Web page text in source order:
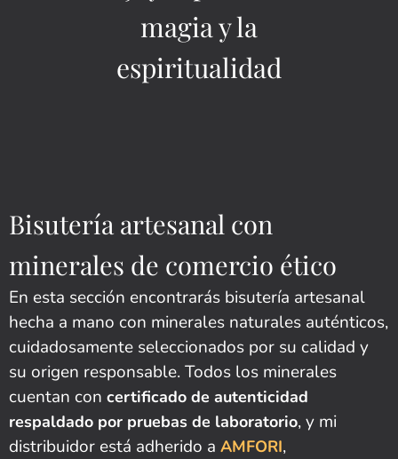
magia y la
espiritualidad
Bisutería artesanal con
minerales de comercio ético
En esta sección encontrarás bisutería artesanal
hecha a mano con minerales naturales auténticos,
cuidadosamente seleccionados por su calidad y
su origen responsable. Todos los minerales
cuentan con certificado de autenticidad
respaldado por pruebas de laboratorio, y mi
distribuidor está adherido a AMFORI,